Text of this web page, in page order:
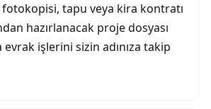
tapu veya kira kontratı
hazırlanacak proje dosyası
işlerini sizin adınıza takip